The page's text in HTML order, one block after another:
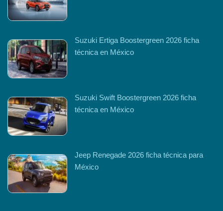
Suzuki Ertiga Boostergreen 2026 ficha
técnica en México
Suzuki Swift Boostergreen 2026 ficha
técnica en México
Jeep Renegade 2026 ficha técnica para
México